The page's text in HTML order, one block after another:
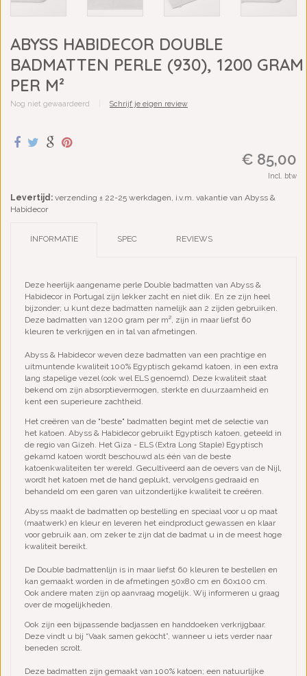
ABYSS HABIDECOR DOUBLE
BADMATTEN PERLE (930), 1200 GRAM
PER M²
Nog niet gewaardeerd Schrijf je eigen review
€ 85,00
Incl. btw
Levertijd: verzending ± 22-25 werkdagen, i.v.m. vakantie van Abyss &
Habidecor
INFORMATIE SPEC REVIEWS
Deze heerlijk aangename perle Double badmatten van Abyss &
Habidecor in Portugal zijn lekker zacht en niet dik. En ze zijn heel
bijzonder; u kunt deze badmatten namelijk aan 2 zijden gebruiken.
Deze badmatten van 1200 gram per m², zijn in maar liefst 60
kleuren te verkrijgen en in tal van afmetingen.
Abyss & Habidecor weven deze badmatten van een prachtige en
uitmuntende kwaliteit 100% Egyptisch gekamd katoen, in een extra
lang stapelige vezel (ook wel ELS genoemd). Deze kwaliteit staat
bekend om zijn absorptievermogen, sterkte en duurzaamheid en
kent een superieure zachtheid.
Het creëren van de "beste" badmatten begint met de selectie van
het katoen. Abyss & Habidecor gebruikt Egyptisch katoen, geteeld in
de regio van Gizeh. Het Giza - ELS (Extra Long Staple) Egyptisch
gekamd katoen wordt beschouwd als één van de beste
katoenkwaliteiten ter wereld. Gecultiveerd aan de oevers van de Nijl,
wordt het katoen met de hand geplukt, vervolgens gedraaid en
behandeld om een garen van uitzonderlijke kwaliteit te creëren.
Abyss maakt de badmatten op bestelling en speciaal voor u op maat
(maatwerk) en kleur en leveren het eindproduct gewassen en klaar
voor gebruik aan, om zeker te zijn dat de badmat u in de meest hoge
kwaliteit bereikt.
De Double badmattenlijn is in maar liefst 60 kleuren te bestellen en
kan gemaakt worden in de afmetingen 50x80 cm en 60x100 cm.
Ook andere maten zijn op aanvraag mogelijk. Wij informeren u graag
over de mogelijkheden.
Ook zijn een bijpassende badjassen en handdoeken verkrijgbaar.
Deze vindt u bij “Vaak samen gekocht”, wanneer u iets verder naar
beneden scrolt.
Deze badmatten zijn gemaakt van 100% katoen; een natuurlijke